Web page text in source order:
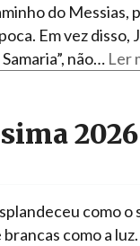
do Messias,
Em vez disso,
não… Ler
2026
como o
como a